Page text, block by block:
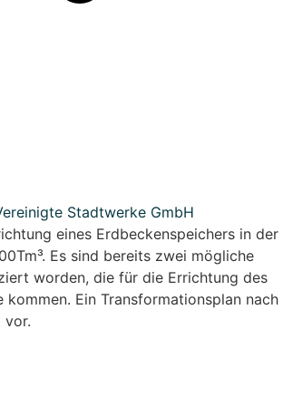
Stadtwerke GmbH
eines Erdbeckenspeichers in der
Es sind bereits zwei mögliche
worden, die für die Errichtung des
kommen. Ein Transformationsplan nach
vor.